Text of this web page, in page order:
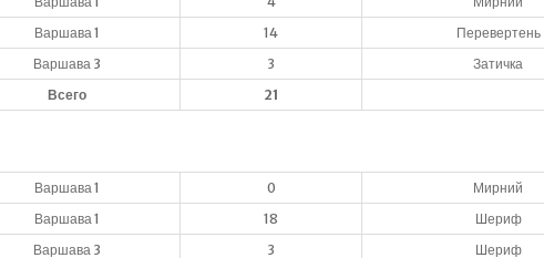
Варшава 1 14 Перевертень
Варшава 3 3 Затичка
Всего 21
Варшава 1 0 Мирний
Варшава 1 18 Шериф
Варшава 3 3 Шериф